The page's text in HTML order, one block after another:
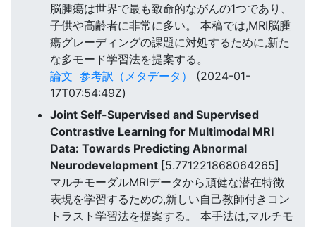
脳腫瘍は世界で最も致命的ながんの1つであり、
子供や高齢者に非常に多い。 本稿では,MRI脳腫
瘍グレーディングの課題に対処するために,新た
な多モード学習法を提案する。
論文 参考訳（メタデータ）
(2024-01-
17T07:54:49Z)
Joint Self-Supervised and Supervised
Contrastive Learning for Multimodal MRI
Data: Towards Predicting Abnormal
Neurodevelopment [5.771221868064265]
マルチモーダルMRIデータから頑健な潜在特徴
表現を学習するための,新しい自己教師付きコン
トラスト学習法を提案する。 本手法は,マルチモ